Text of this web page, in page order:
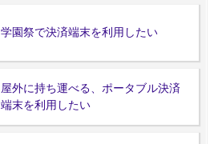
学園祭で決済端末を利用したい
屋外に持ち運べる、ポータブル決済
端末を利用したい